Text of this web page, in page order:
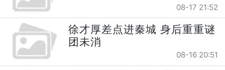
08-17 21:52
徐才厚差点进秦城 身后重重谜
团未消
08-16 20:51